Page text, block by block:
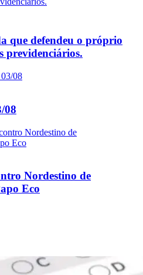
que defendeu o próprio
previdenciários.
08
Nordestino de
Eco